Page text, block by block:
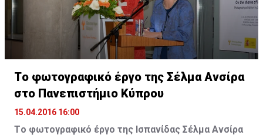
Tο φωτογραφικό έργο της Σέλμα Ανσίρα
στο Πανεπιστήμιο Κύπρου
15.04.2016 16:00
Tο φωτογραφικό έργο της Ισπανίδας Σέλμα Ανσίρα